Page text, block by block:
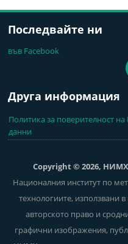
Последвайте ни
във Facebook
Друга информация
Политика за поверителност
данни
Copyright © 2026,
Националния институт по
технологиите, използвани
авторското право и
графични изображения,